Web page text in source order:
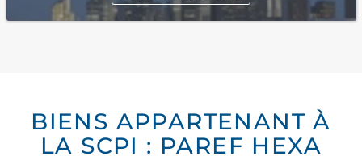
BIENS APPARTENANT À
LA SCPI : PAREF HEXA